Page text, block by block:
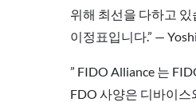
위해 최선을 다하고
이정표입니다.” —
” FIDO Alliance 는
FDO 사양은 디바이스